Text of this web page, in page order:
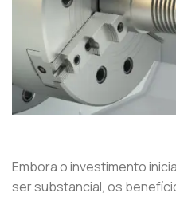
Embora o investimento
ser substancial, os